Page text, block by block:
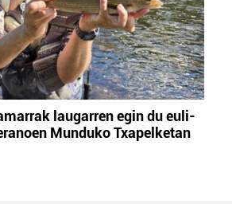
laugarren egin du euli-
Munduko Txapelketan